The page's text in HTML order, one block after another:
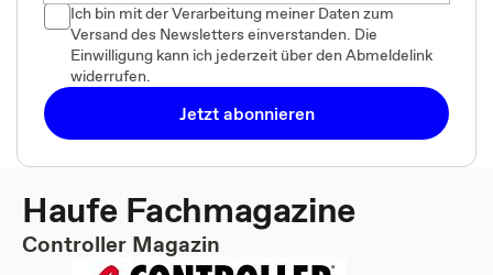
Ich bin mit der Verarbeitung meiner Daten zum
Versand des Newsletters einverstanden. Die
Einwilligung kann ich jederzeit über den Abmeldelink
widerrufen.
Jetzt abonnieren
Haufe Fachmagazine
Controller Magazin